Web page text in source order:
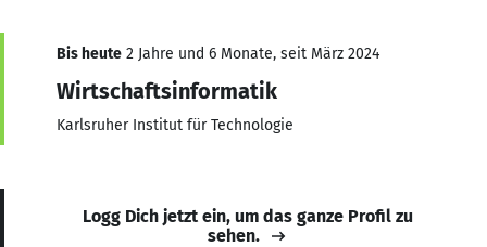
Bis heute 2 Jahre und 6 Monate, seit März 2024
Wirtschaftsinformatik
Karlsruher Institut für Technologie
Logg Dich jetzt ein, um das ganze Profil zu
sehen.